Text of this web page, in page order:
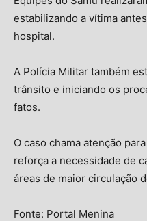
estabilizando a vítima
hospital.
A Polícia Militar também
trânsito e iniciando os
fatos.
O caso chama atenção
reforça a necessidade de
áreas de maior circulação
Fonte: Portal Menina